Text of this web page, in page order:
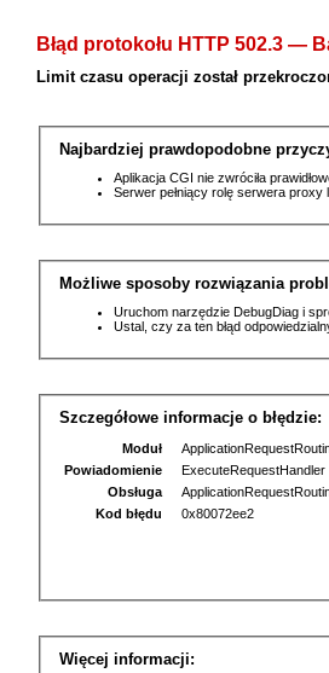
Błąd protokołu HTTP 502.3 —
Limit czasu operacji został
Najbardziej prawdopodobne
Aplikacja CGI nie zwróciła
Serwer pełniący rolę serwera proxy
Możliwe sposoby rozwiązania
Uruchom narzędzie DebugDiag i
Ustal, czy za ten błąd
Szczegółowe informacje o błędzie:
Moduł
Powiadomienie
ExecuteRequestHandler
Obsługa
Kod błędu
0x80072ee2
Więcej informacji: